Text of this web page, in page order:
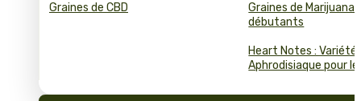
Graines de CBD
Graines de Marijuana
débutants
Heart Notes :
Aphrodisiaque pour le